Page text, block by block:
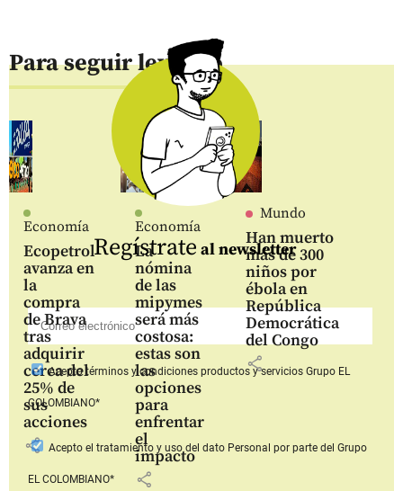
Para seguir leyendo
Economía
Ecopetrol
avanza en
la
compra
de Brava
tras
adquirir
cerca del
25% de
sus
acciones
share
Economía
La
nómina
de las
mipymes
será más
costosa:
estas son
las
opciones
para
enfrentar
el
impacto
share
Mundo
Han muerto
más de 300
niños por
ébola en
República
Democrática
del Congo
share
Regístrate al newsletter
Acepto términos y condiciones productos y serviciosGrupo EL
COLOMBIANO*
Acepto el tratamiento y uso del dato Personal por parte del Grupo
EL COLOMBIANO*